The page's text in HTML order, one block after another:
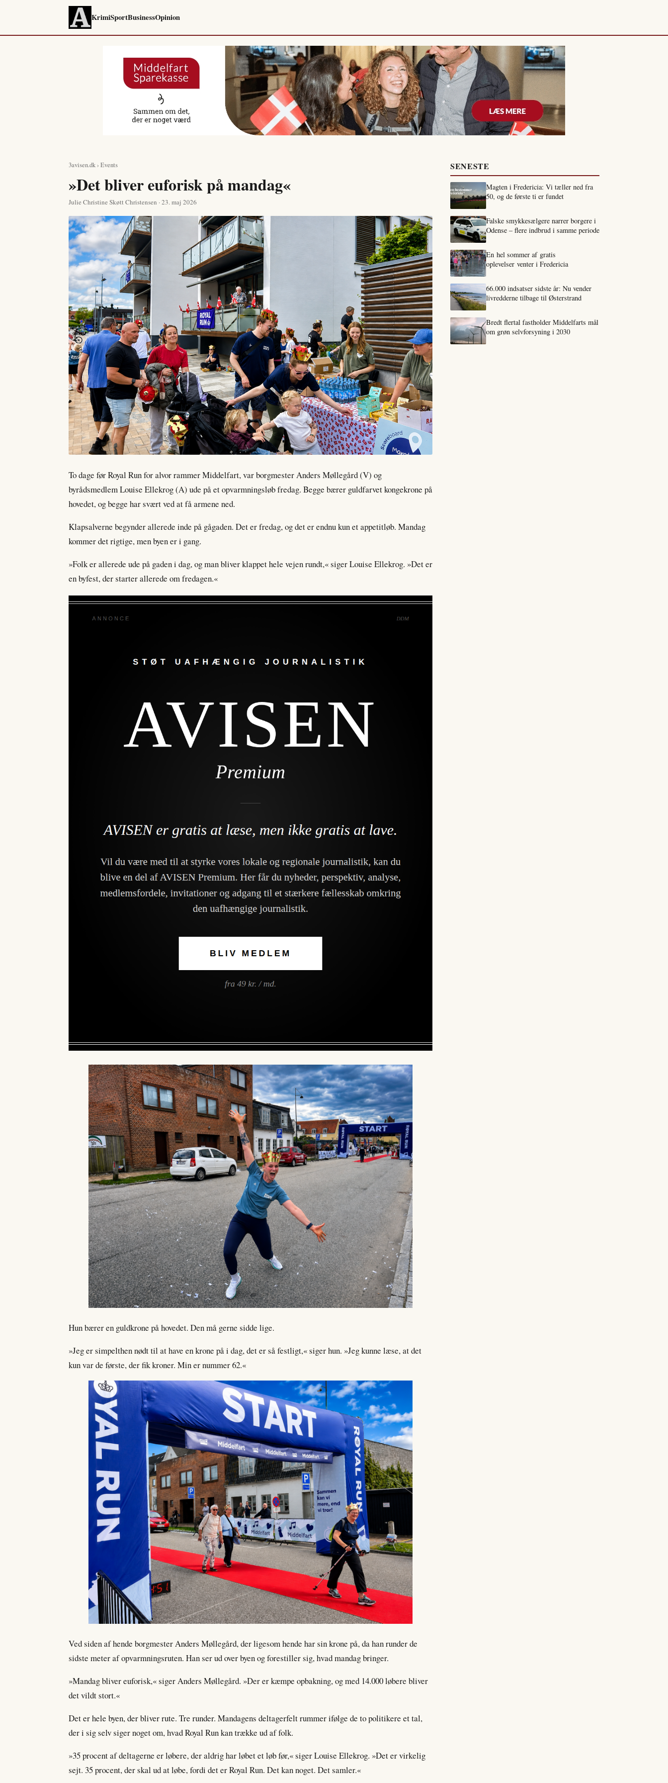
KrimiSportBusinessOpinion
3avisen.dk› Events
»Det bliver euforisk på mandag«
Julie Christine Skøtt Christensen · 23. maj 2026
To dage før Royal Run for alvor rammer Middelfart, var borgmester Anders Møllegård (V) og
byrådsmedlem Louise Ellekrog (A) ude på et opvarmningsløb fredag. Begge bærer guldfarvet kongekrone på
hovedet, og begge har svært ved at få armene ned.
Klapsalverne begynder allerede inde på gågaden. Det er fredag, og det er endnu kun et appetitløb. Mandag
kommer det rigtige, men byen er i gang.
»Folk er allerede ude på gaden i dag, og man bliver klappet hele vejen rundt,« siger Louise Ellekrog. »Det er
en byfest, der starter allerede om fredagen.«
Hun bærer en guldkrone på hovedet. Den må gerne sidde lige.
»Jeg er simpelthen nødt til at have en krone på i dag, det er så festligt,« siger hun. »Jeg kunne læse, at det
kun var de første, der fik kroner. Min er nummer 62.«
Ved siden af hende borgmester Anders Møllegård, der ligesom hende har sin krone på, da han runder de
sidste meter af opvarmningsruten. Han ser ud over byen og forestiller sig, hvad mandag bringer.
»Mandag bliver euforisk,« siger Anders Møllegård. »Der er kæmpe opbakning, og med 14.000 løbere bliver
det vildt stort.«
Det er hele byen, der bliver rute. Tre runder. Mandagens deltagerfelt rummer ifølge de to politikere et tal,
der i sig selv siger noget om, hvad Royal Run kan trække ud af folk.
»35 procent af deltagerne er løbere, der aldrig har løbet et løb før,« siger Louise Ellekrog. »Det er virkelig
sejt. 35 procent, der skal ud at løbe, fordi det er Royal Run. Det kan noget. Det samler.«
SENESTE
Magten i Fredericia: Vi tæller ned fra
50, og de første ti er fundet
Falske smykkesælgere narrer borgere i
Odense – flere indbrud i samme periode
En hel sommer af gratis
oplevelser venter i Fredericia
66.000 indsatser sidste år: Nu vender
livredderne tilbage til Østerstrand
Bredt flertal fastholder Middelfarts mål
om grøn selvforsyning i 2030